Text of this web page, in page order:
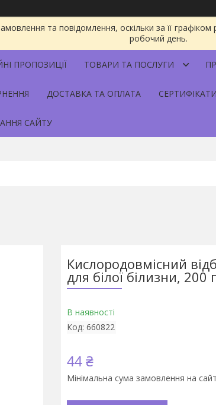
та повідомлення, оскільки за її
робочий день.
ПРОПОЗИЦІЇ ТОВАРИ ТА ПОСЛУГИ
ДОСТАВКА ТА ОПЛАТА СЕРТИФІКАТИ
САЙТУ
Кислородовмісний
для білої білизни, 200 г
В наявності
Код: 660822
44 ₴
Мінімальна сума замовлення на